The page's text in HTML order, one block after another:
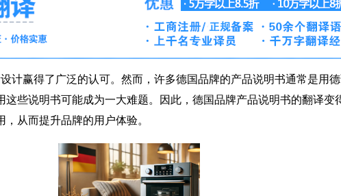
赢得了广泛的认可。然而，许多德国品牌的产品说明书通常是用
这些说明书可能成为一大难题。因此，德国品牌产品说明书的翻译变
从而提升品牌的用户体验。